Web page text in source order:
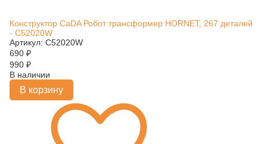
Конструктор CaDA Робот трансформер HORNET, 267 деталей
- C52020W
Артикул: C52020W
690 ₽
990 ₽
В наличии
В корзину